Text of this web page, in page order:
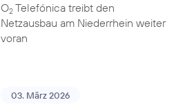
O2Telefónica treibt den
Netzausbau am Niederrhein weiter
voran
03. März 2026